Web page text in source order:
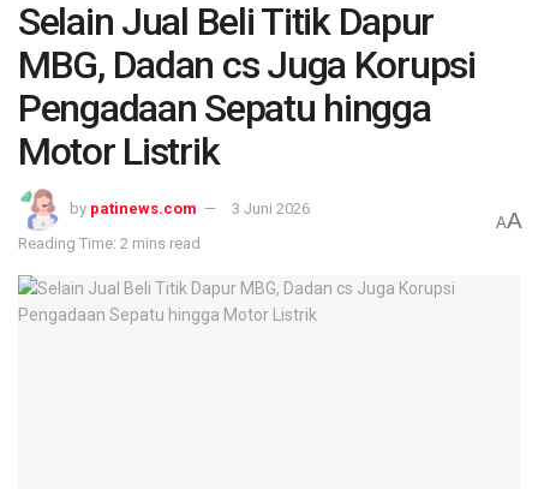
Selain Jual Beli Titik Dapur
MBG, Dadan cs Juga Korupsi
Pengadaan Sepatu hingga
Motor Listrik
by patinews.com
3 Juni 2026
Reading Time: 2 mins read
AA